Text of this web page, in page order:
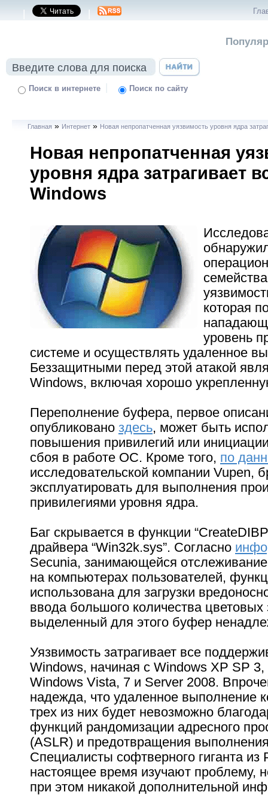
| |
Поиск в интернете | Поиск по сайту
Главная » Интернет » Новая непропатченная уязвимость уровня ядра
Новая непропатченная
уровня ядра затрагивает
Windows
которая
уровень
системе и осуществлять удаленное
Беззащитными перед этой атакой
Windows, включая хорошо
Переполнение буфера, первое
опубликовано здесь, может быть
повышения привилегий или
сбоя в работе ОС. Кроме того, по
исследовательской компании Vupen,
эксплуатировать для выполнения
привилегиями уровня ядра.
Баг скрывается в функции
драйвера “Win32k.sys”. Согласно
Secunia, занимающейся
на компьютерах пользователей,
использована для загрузки
ввода большого количества цветовых
выделенный для этого буфер
Уязвимость затрагивает все
Windows, начиная с Windows XP SP 3,
Windows Vista, 7 и Server 2008.
надежда, что удаленное выполнение
трех из них будет невозможно
функций рандомизации адресного
(ASLR) и предотвращения
Специалисты софтверного гиганта из
настоящее время изучают проблему,
при этом никакой дополнительной